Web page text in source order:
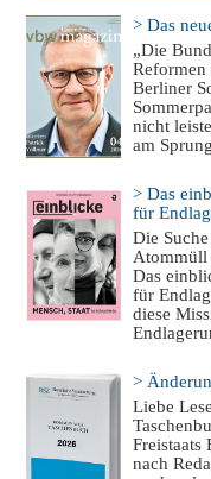
> Das
„Die
Reformen
Berliner
nicht
am
> Das
für
Die
Atommüll
Das
für
diese
>
Liebe
Freistaats
nach